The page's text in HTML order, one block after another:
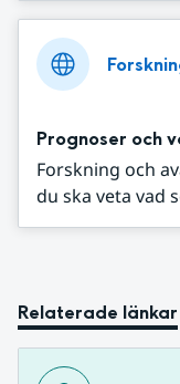
Prognoser och
Forskning och
du ska veta vad
Relaterade länkar